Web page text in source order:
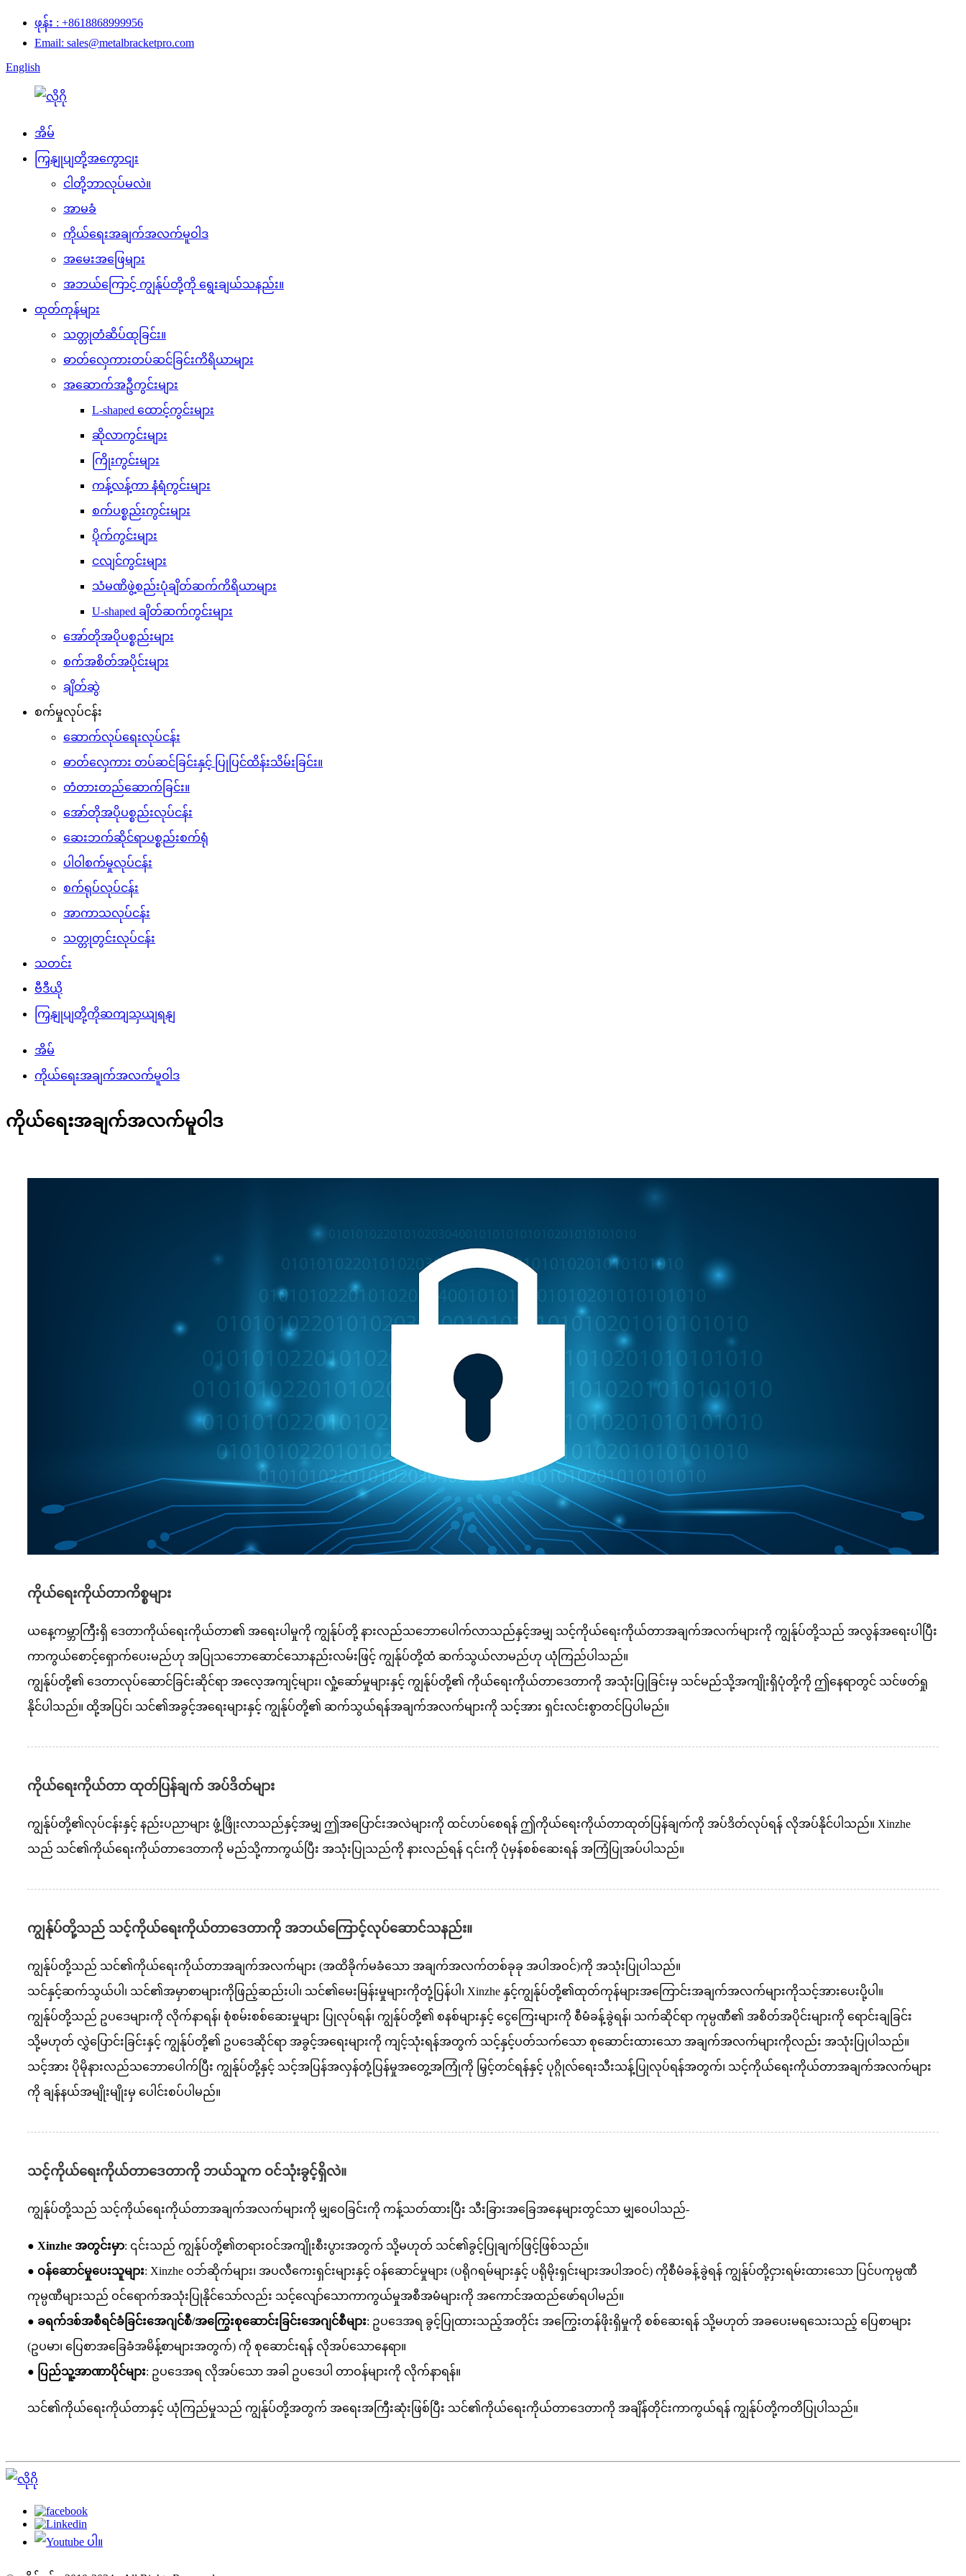
ဖုန်း : +8618868999956
Email: sales@metalbracketpro.com
English
အိမ်
ကြှနျုပျတို့အကွောငျး
ငါတို့ဘာလုပ်မလဲ။
အာမခံ
ကိုယ်ရေးအချက်အလက်မူဝါဒ
အမေးအဖြေများ
အဘယ်ကြောင့် ကျွန်ုပ်တို့ကို ရွေးချယ်သနည်း။
ထုတ်ကုန်များ
သတ္တုတံဆိပ်ထုခြင်း။
ဓာတ်လှေကားတပ်ဆင်ခြင်းကိရိယာများ
အဆောက်အဦကွင်းများ
L-shaped ထောင့်ကွင်းများ
ဆိုလာကွင်းများ
ကြိုးကွင်းများ
ကန့်လန့်ကာ နံရံကွင်းများ
စက်ပစ္စည်းကွင်းများ
ပိုက်ကွင်းများ
ငလျင်ကွင်းများ
သံမဏိဖွဲ့စည်းပုံချိတ်ဆက်ကိရိယာများ
U-shaped ချိတ်ဆက်ကွင်းများ
အော်တိုအပိုပစ္စည်းများ
စက်အစိတ်အပိုင်းများ
ချိတ်ဆွဲ
စက်မှုလုပ်ငန်း
ဆောက်လုပ်ရေးလုပ်ငန်း
ဓာတ်လှေကား တပ်ဆင်ခြင်းနှင့် ပြုပြင်ထိန်းသိမ်းခြင်း။
တံတားတည်ဆောက်ခြင်း။
အော်တိုအပိုပစ္စည်းလုပ်ငန်း
ဆေးဘက်ဆိုင်ရာပစ္စည်းစက်ရုံ
ပါဝါစက်မှုလုပ်ငန်း
စက်ရုပ်လုပ်ငန်း
အာကာသလုပ်ငန်း
သတ္တုတွင်းလုပ်ငန်း
သတင်း
ဗီဒီယို
ကြှနျုပျတို့ကိုဆကျသှယျရနျ
အိမ်
ကိုယ်ရေးအချက်အလက်မူဝါဒ
ကိုယ်ရေးအချက်အလက်မူဝါဒ
ကိုယ်ရေးကိုယ်တာကိစ္စများ
ယနေ့ကမ္ဘာကြီးရှိ ဒေတာကိုယ်ရေးကိုယ်တာ၏ အရေးပါမှုကို ကျွန်ုပ်တို့ နားလည်သဘောပေါက်လာသည်နှင့်အမျှ သင့်ကိုယ်ရေးကိုယ်တာအချက်အလက်များကို ကျွန်ုပ်တို့သည် အလွန်အရေးပါပြီး
ကာကွယ်စောင့်ရှောက်ပေးမည်ဟု အပြုသဘောဆောင်သောနည်းလမ်းဖြင့် ကျွန်ုပ်တို့ထံ ဆက်သွယ်လာမည်ဟု ယုံကြည်ပါသည်။
ကျွန်ုပ်တို့၏ ဒေတာလုပ်ဆောင်ခြင်းဆိုင်ရာ အလေ့အကျင့်များ၊ လှုံ့ဆော်မှုများနှင့် ကျွန်ုပ်တို့၏ ကိုယ်ရေးကိုယ်တာဒေတာကို အသုံးပြုခြင်းမှ သင်မည်သို့အကျိုးရှိပုံတို့ကို ဤနေရာတွင် သင်ဖတ်ရှု
နိုင်ပါသည်။ ထို့အပြင်၊ သင်၏အခွင့်အရေးများနှင့် ကျွန်ုပ်တို့၏ ဆက်သွယ်ရန်အချက်အလက်များကို သင့်အား ရှင်းလင်းစွာတင်ပြပါမည်။
ကိုယ်ရေးကိုယ်တာ ထုတ်ပြန်ချက် အပ်ဒိတ်များ
ကျွန်ုပ်တို့၏လုပ်ငန်းနှင့် နည်းပညာများ ဖွံ့ဖြိုးလာသည်နှင့်အမျှ ဤအပြောင်းအလဲများကို ထင်ဟပ်စေရန် ဤကိုယ်ရေးကိုယ်တာထုတ်ပြန်ချက်ကို အပ်ဒိတ်လုပ်ရန် လိုအပ်နိုင်ပါသည်။ Xinzhe
သည် သင်၏ကိုယ်ရေးကိုယ်တာဒေတာကို မည်သို့ကာကွယ်ပြီး အသုံးပြုသည်ကို နားလည်ရန် ၎င်းကို ပုံမှန်စစ်ဆေးရန် အကြံပြုအပ်ပါသည်။
ကျွန်ုပ်တို့သည် သင့်ကိုယ်ရေးကိုယ်တာဒေတာကို အဘယ်ကြောင့်လုပ်ဆောင်သနည်း။
ကျွန်ုပ်တို့သည် သင်၏ကိုယ်ရေးကိုယ်တာအချက်အလက်များ (အထိခိုက်မခံသော အချက်အလက်တစ်ခုခု အပါအဝင်)ကို အသုံးပြုပါသည်။
သင်နှင့်ဆက်သွယ်ပါ၊ သင်၏အမှာစာများကိုဖြည့်ဆည်းပါ၊ သင်၏မေးမြန်းမှုများကိုတုံ့ပြန်ပါ၊ Xinzhe နှင့်ကျွန်ုပ်တို့၏ထုတ်ကုန်များအကြောင်းအချက်အလက်များကိုသင့်အားပေးပို့ပါ။
ကျွန်ုပ်တို့သည် ဥပဒေများကို လိုက်နာရန်၊ စုံစမ်းစစ်ဆေးမှုများ ပြုလုပ်ရန်၊ ကျွန်ုပ်တို့၏ စနစ်များနှင့် ငွေကြေးများကို စီမံခန့်ခွဲရန်၊ သက်ဆိုင်ရာ ကုမ္ပဏီ၏ အစိတ်အပိုင်းများကို ရောင်းချခြင်း
သို့မဟုတ် လွှဲပြောင်းခြင်းနှင့် ကျွန်ုပ်တို့၏ ဥပဒေဆိုင်ရာ အခွင့်အရေးများကို ကျင့်သုံးရန်အတွက် သင့်နှင့်ပတ်သက်သော စုဆောင်းထားသော အချက်အလက်များကိုလည်း အသုံးပြုပါသည်။
သင့်အား ပိုမိုနားလည်သဘောပေါက်ပြီး ကျွန်ုပ်တို့နှင့် သင့်အပြန်အလှန်တုံ့ပြန်မှုအတွေ့အကြုံကို မြှင့်တင်ရန်နှင့် ပုဂ္ဂိုလ်ရေးသီးသန့်ပြုလုပ်ရန်အတွက်၊ သင့်ကိုယ်ရေးကိုယ်တာအချက်အလက်များ
ကို ချန်နယ်အမျိုးမျိုးမှ ပေါင်းစပ်ပါမည်။
သင့်ကိုယ်ရေးကိုယ်တာဒေတာကို ဘယ်သူက ဝင်သုံးခွင့်ရှိလဲ။
ကျွန်ုပ်တို့သည် သင့်ကိုယ်ရေးကိုယ်တာအချက်အလက်များကို မျှဝေခြင်းကို ကန့်သတ်ထားပြီး သီးခြားအခြေအနေများတွင်သာ မျှဝေပါသည်-
● Xinzhe အတွင်းမှာ: ၎င်းသည် ကျွန်ုပ်တို့၏တရားဝင်အကျိုးစီးပွားအတွက် သို့မဟုတ် သင်၏ခွင့်ပြုချက်ဖြင့်ဖြစ်သည်။
● ဝန်ဆောင်မှုပေးသူများ: Xinzhe ဝဘ်ဆိုက်များ၊ အပလီကေးရှင်းများနှင့် ဝန်ဆောင်မှုများ (ပရိုဂရမ်များနှင့် ပရိုမိုးရှင်းများအပါအဝင်) ကိုစီမံခန့်ခွဲရန် ကျွန်ုပ်တို့ငှားရမ်းထားသော ပြင်ပကုမ္ပဏီ
ကုမ္ပဏီများသည် ဝင်ရောက်အသုံးပြုနိုင်သော်လည်း သင့်လျော်သောကာကွယ်မှုအစီအမံများကို အကောင်အထည်ဖော်ရပါမည်။
● ခရက်ဒစ်အစီရင်ခံခြင်းအေဂျင်စီ/အကြွေးစုဆောင်းခြင်းအေဂျင်စီများ: ဥပဒေအရ ခွင့်ပြုထားသည့်အတိုင်း အကြွေးတန်ဖိုးရှိမှုကို စစ်ဆေးရန် သို့မဟုတ် အခပေးမရသေးသည့် ပြေစာများ
(ဥပမာ၊ ပြေစာအခြေခံအမိန့်စာများအတွက်) ကို စုဆောင်းရန် လိုအပ်သောနေရာ။
● ပြည်သူ့အာဏာပိုင်များ: ဥပဒေအရ လိုအပ်သော အခါ ဥပဒေပါ တာဝန်များကို လိုက်နာရန်။
သင်၏ကိုယ်ရေးကိုယ်တာနှင့် ယုံကြည်မှုသည် ကျွန်ုပ်တို့အတွက် အရေးအကြီးဆုံးဖြစ်ပြီး သင်၏ကိုယ်ရေးကိုယ်တာဒေတာကို အချိန်တိုင်းကာကွယ်ရန် ကျွန်ုပ်တို့ကတိပြုပါသည်။